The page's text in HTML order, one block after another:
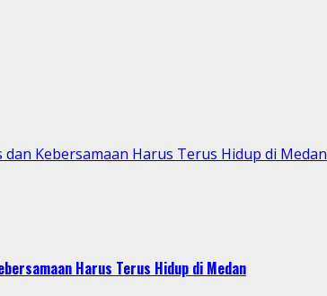
Kebersamaan Harus Terus Hidup di Medan
Harus Terus Hidup di Medan